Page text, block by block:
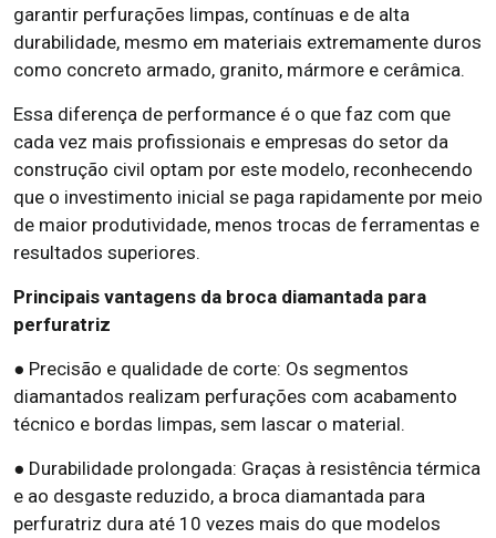
garantir perfurações limpas, contínuas e de alta
durabilidade, mesmo em materiais extremamente duros
como concreto armado, granito, mármore e cerâmica.
Essa diferença de performance é o que faz com que
cada vez mais profissionais e empresas do setor da
construção civil optam por este modelo, reconhecendo
que o investimento inicial se paga rapidamente por meio
de maior produtividade, menos trocas de ferramentas e
resultados superiores.
Principais vantagens da broca diamantada para
perfuratriz
● Precisão e qualidade de corte: Os segmentos
diamantados realizam perfurações com acabamento
técnico e bordas limpas, sem lascar o material.
● Durabilidade prolongada: Graças à resistência térmica
e ao desgaste reduzido, a broca diamantada para
perfuratriz dura até 10 vezes mais do que modelos